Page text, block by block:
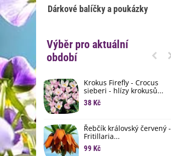
Dárkové balíčky a poukázky
Výběr pro aktuální
období
Krokus Firefly - Crocus
sieberi - hlízy krokusů...
38 Kč
Řebčík královský červený -
Fritillaria...
99 Kč